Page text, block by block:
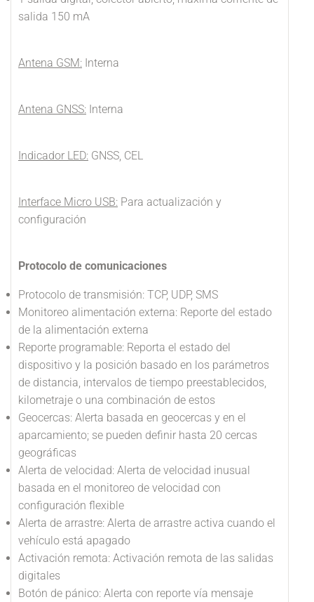
salida 150 mA
Antena GSM: Interna
Antena GNSS: Interna
Indicador LED: GNSS, CEL
Interface Micro USB: Para actualización y
configuración
Protocolo de comunicaciones
Protocolo de transmisión: TCP, UDP, SMS
Monitoreo alimentación externa: Reporte del estado
de la alimentación externa
Reporte programable: Reporta el estado del
dispositivo y la posición basado en los parámetros
de distancia, intervalos de tiempo preestablecidos,
kilometraje o una combinación de estos
Geocercas: Alerta basada en geocercas y en el
aparcamiento; se pueden definir hasta 20 cercas
geográficas
Alerta de velocidad: Alerta de velocidad inusual
basada en el monitoreo de velocidad con
configuración flexible
Alerta de arrastre: Alerta de arrastre activa cuando el
vehículo está apagado
Activación remota: Activación remota de las salidas
digitales
Botón de pánico: Alerta con reporte vía mensaje